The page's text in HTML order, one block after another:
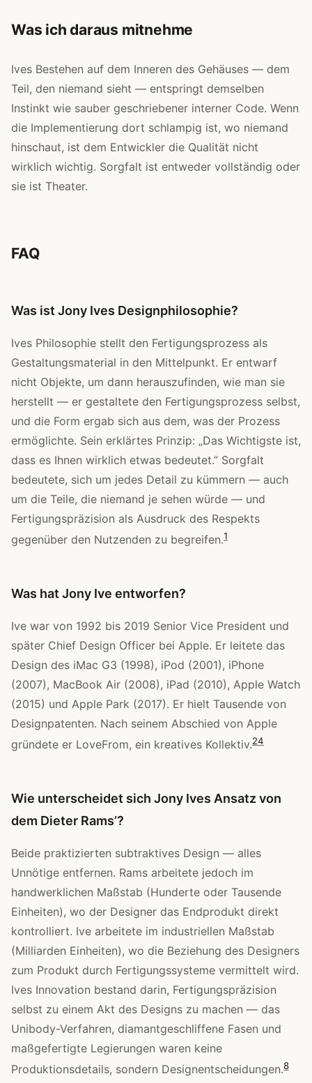
Was ich daraus mitnehme
Ives Bestehen auf dem Inneren des Gehäuses — dem
Teil, den niemand sieht — entspringt demselben
Instinkt wie sauber geschriebener interner Code. Wenn
die Implementierung dort schlampig ist, wo niemand
hinschaut, ist dem Entwickler die Qualität nicht
wirklich wichtig. Sorgfalt ist entweder vollständig oder
sie ist Theater.
FAQ
Was ist Jony Ives Designphilosophie?
Ives Philosophie stellt den Fertigungsprozess als
Gestaltungsmaterial in den Mittelpunkt. Er entwarf
nicht Objekte, um dann herauszufinden, wie man sie
herstellt — er gestaltete den Fertigungsprozess selbst,
und die Form ergab sich aus dem, was der Prozess
ermöglichte. Sein erklärtes Prinzip: „Das Wichtigste ist,
dass es Ihnen wirklich etwas bedeutet.” Sorgfalt
bedeutete, sich um jedes Detail zu kümmern — auch
um die Teile, die niemand je sehen würde — und
Fertigungspräzision als Ausdruck des Respekts
gegenüber den Nutzenden zu begreifen.1
Was hat Jony Ive entworfen?
Ive war von 1992 bis 2019 Senior Vice President und
später Chief Design Officer bei Apple. Er leitete das
Design des iMac G3 (1998), iPod (2001), iPhone
(2007), MacBook Air (2008), iPad (2010), Apple Watch
(2015) und Apple Park (2017). Er hielt Tausende von
Designpatenten. Nach seinem Abschied von Apple
gründete er LoveFrom, ein kreatives Kollektiv.24
Wie unterscheidet sich Jony Ives Ansatz von
dem Dieter Rams’?
Beide praktizierten subtraktives Design — alles
Unnötige entfernen. Rams arbeitete jedoch im
handwerklichen Maßstab (Hunderte oder Tausende
Einheiten), wo der Designer das Endprodukt direkt
kontrolliert. Ive arbeitete im industriellen Maßstab
(Milliarden Einheiten), wo die Beziehung des Designers
zum Produkt durch Fertigungssysteme vermittelt wird.
Ives Innovation bestand darin, Fertigungspräzision
selbst zu einem Akt des Designs zu machen — das
Unibody-Verfahren, diamantgeschliffene Fasen und
maßgefertigte Legierungen waren keine
Produktionsdetails, sondern Designentscheidungen.8